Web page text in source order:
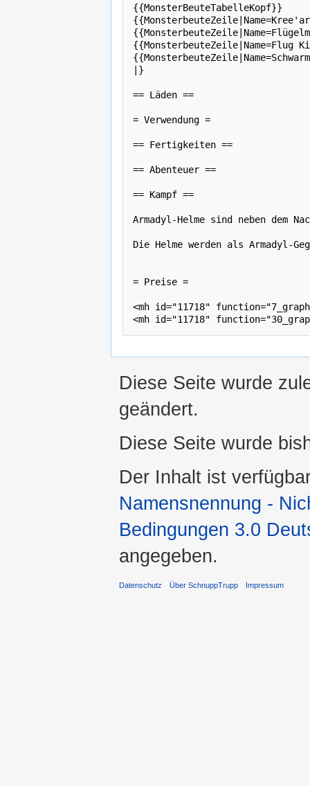
{{MonsterBeuteTabelleKopf}}
{{MonsterbeuteZeile|Name=Flug
|}
== Läden ==
= Verwendung =
== Fertigkeiten ==
== Abenteuer ==
== Kampf ==
Armadyl-Helme sind neben dem
Die Helme werden als
= Preise =
<mh id="11718"
Diese Seite wurde
geändert.
Diese Seite wurde
Der Inhalt ist
Namensnennung -
Bedingungen 3.0
angegeben.
Datenschutz Über SchnuppTrupp Impressum